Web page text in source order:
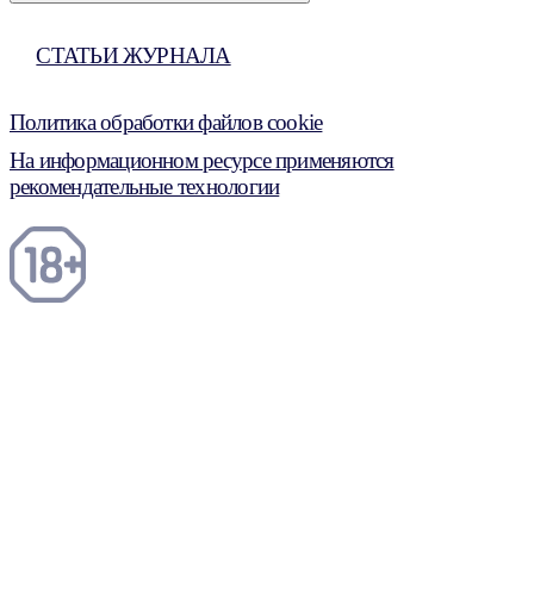
СТАТЬИ ЖУРНАЛА
Политика обработки файлов cookie
На информационном ресурсе применяются
рекомендательные технологии